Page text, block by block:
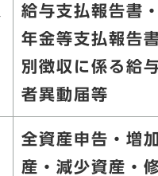
給与支払報告書
年金等支払報告
別徴収に係る給
者異動届等
全資産申告・増
産・減少資産・